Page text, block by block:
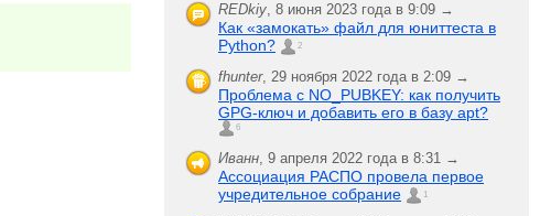
REDkiy, 8 июня 2023 года в 9:09 →
Как «замокать» файл для юниттеста в
Python?
2
fhunter, 29 ноября 2022 года в 2:09 →
Проблема с NO_PUBKEY: как получить
GPG-ключ и добавить его в базу apt?
6
Иванн, 9 апреля 2022 года в 8:31 →
Ассоциация РАСПО провела первое
учредительное собрание
1